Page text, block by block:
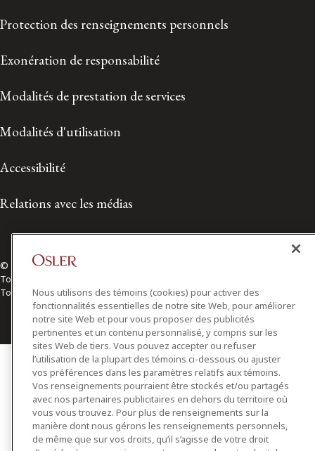
Protection des renseignements personnels
Exonération de responsabilité
Modalités de prestation de services
Modalités d'utilisation
Accessibilité
Relations avec les médias
© 2026 Osler, Hoskin & Harcourt S.E.N.C.R.L./s.r.l.
Tous droits réservés
Toronto | Montréal | Calgary | Vancouver | Ottawa | New York
Nous utilisons des témoins (cookies) pour activer des
fonctionnalités essentielles de notre site Web, pour améliorer
notre site Web et pour vous proposer des publicités
pertinentes et un contenu personnalisé, y compris sur les
sites Web de tiers. Vous pouvez accepter ou refuser
l’utilisation de la plupart des témoins ci-dessous ou ajuster
vos préférences dans les paramètres relatifs aux témoins.
Vos renseignements pourraient être stockés et/ou partagés
avec nos partenaires publicitaires en dehors du territoire où
vous vous trouvez. Pour plus de renseignements sur la
manière dont nous gérons les renseignements personnels,
de même que sur vos droits, qu’il s’agisse de votre droit